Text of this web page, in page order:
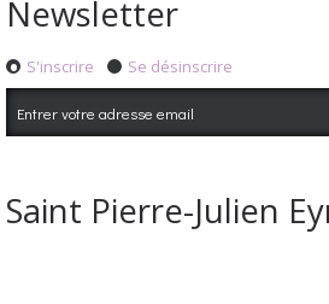
Newsletter
S'inscrire Se désinscrire
Saint Pierre-Julien